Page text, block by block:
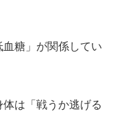
糖」が関係してい
は「戦うか逃げる